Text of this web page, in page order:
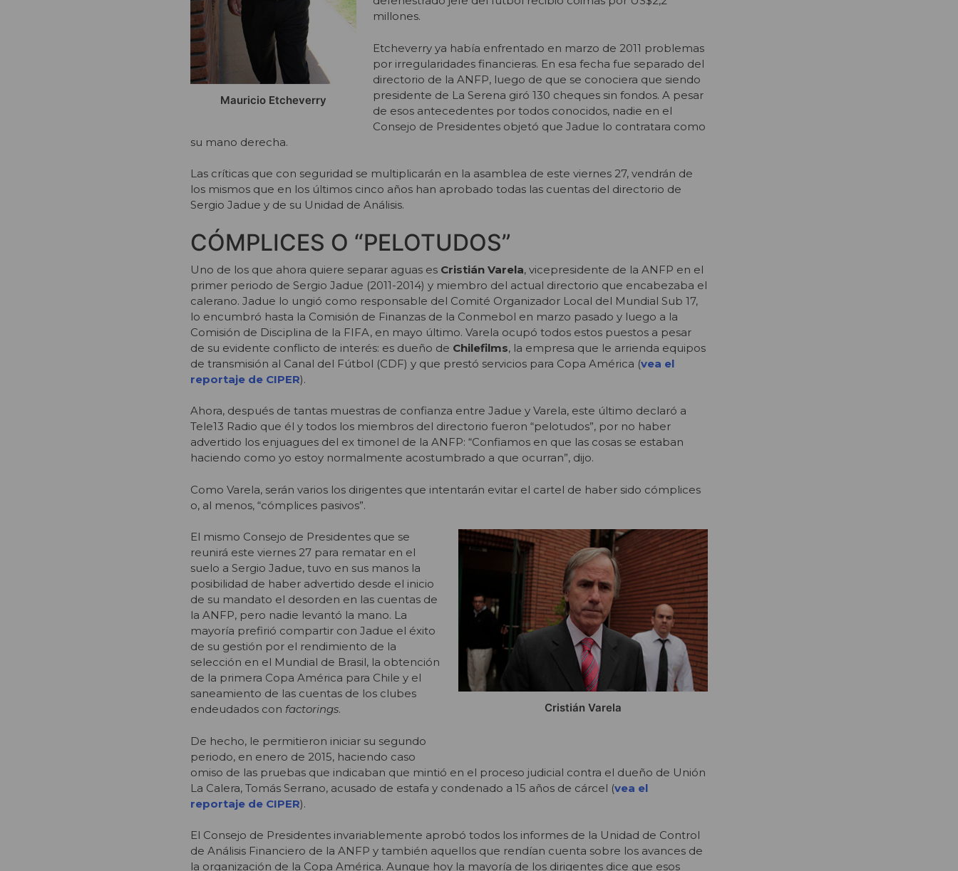
Mauricio Etcheverry
millones.
Etcheverry ya había enfrentado en marzo de 2011 problemas
por irregularidades financieras. En esa fecha fue separado del
directorio de la ANFP, luego de que se conociera que siendo
presidente de La Serena giró 130 cheques sin fondos. A pesar
de esos antecedentes por todos conocidos, nadie en el
Consejo de Presidentes objetó que Jadue lo contratara como
su mano derecha.
Las críticas que con seguridad se multiplicarán en la asamblea de este viernes 27, vendrán de
los mismos que en los últimos cinco años han aprobado todas las cuentas del directorio de
Sergio Jadue y de su Unidad de Análisis.
CÓMPLICES O “PELOTUDOS”
Uno de los que ahora quiere separar aguas es Cristián Varela, vicepresidente de la ANFP en el
primer periodo de Sergio Jadue (2011-2014) y miembro del actual directorio que encabezaba el
calerano. Jadue lo ungió como responsable del Comité Organizador Local del Mundial Sub 17,
lo encumbró hasta la Comisión de Finanzas de la Conmebol en marzo pasado y luego a la
Comisión de Disciplina de la FIFA, en mayo último. Varela ocupó todos estos puestos a pesar
de su evidente conflicto de interés: es dueño de Chilefilms, la empresa que le arrienda equipos
de transmisión al Canal del Fútbol (CDF) y que prestó servicios para Copa América (vea el
reportaje de CIPER).
Ahora, después de tantas muestras de confianza entre Jadue y Varela, este último declaró a
Tele13 Radio que él y todos los miembros del directorio fueron “pelotudos”, por no haber
advertido los enjuagues del ex timonel de la ANFP: “Confiamos en que las cosas se estaban
haciendo como yo estoy normalmente acostumbrado a que ocurran”, dijo.
Como Varela, serán varios los dirigentes que intentarán evitar el cartel de haber sido cómplices
o, al menos, “cómplices pasivos”.
Cristián Varela
El mismo Consejo de Presidentes que se
reunirá este viernes 27 para rematar en el
suelo a Sergio Jadue, tuvo en sus manos la
posibilidad de haber advertido desde el inicio
de su mandato el desorden en las cuentas de
la ANFP, pero nadie levantó la mano. La
mayoría prefirió compartir con Jadue el éxito
de su gestión por el rendimiento de la
selección en el Mundial de Brasil, la obtención
de la primera Copa América para Chile y el
saneamiento de las cuentas de los clubes
endeudados con factorings.
De hecho, le permitieron iniciar su segundo
periodo, en enero de 2015, haciendo caso
omiso de las pruebas que indicaban que mintió en el proceso judicial contra el dueño de Unión
La Calera, Tomás Serrano, acusado de estafa y condenado a 15 años de cárcel (vea el
reportaje de CIPER).
El Consejo de Presidentes invariablemente aprobó todos los informes de la Unidad de Control
de Análisis Financiero de la ANFP y también aquellos que rendían cuenta sobre los avances de
la organización de la Copa América. Aunque hoy la mayoría de los dirigentes dice que esos